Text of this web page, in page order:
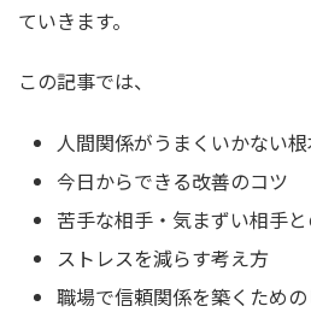
ていきます。
この記事では、
人間関係がうまくいかない
今日からできる改善のコツ
苦手な相手・気まずい相手
ストレスを減らす考え方
職場で信頼関係を築くため